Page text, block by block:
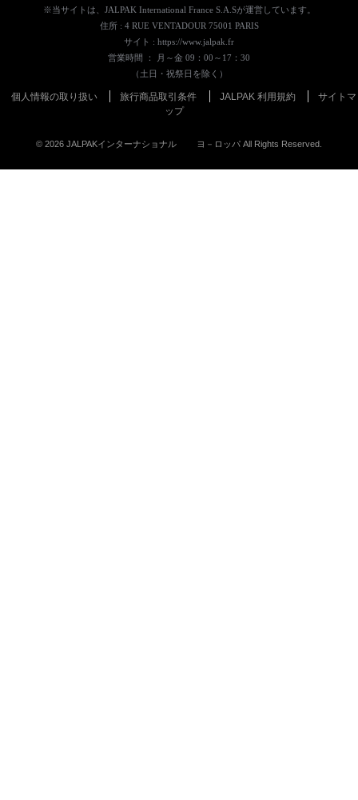
※当サイトは、JALPAK International France S.A.Sが運営しています。
住所 : 4 RUE VENTADOUR 75001 PARIS
サイト : https://www.jalpak.fr
営業時間 ： 月～金 09：00～17：30
（土日・祝祭日を除く）
個人情報の取り扱い 旅行商品取引条件 JALPAK 利用規約
サイトマ
ップ
© 2026 JALPAKインターナショナル ヨ－ロッパ All Rights Reserved.